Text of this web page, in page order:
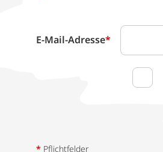
E-Mail-Adresse*
* Pflichtfelder